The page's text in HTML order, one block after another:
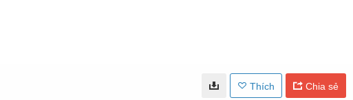
Thích Chia sẻ